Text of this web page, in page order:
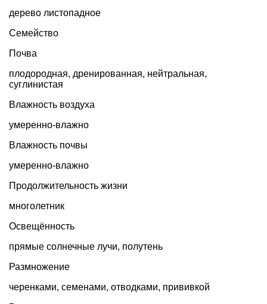
дерево листопадное
Семейство
Почва
плодородная, дренированная, нейтральная,
суглинистая
Влажность воздуха
умеренно-влажно
Влажность почвы
умеренно-влажно
Продолжительность жизни
многолетник
Освещённость
прямые солнечные лучи, полутень
Размножение
черенками, семенами, отводками, прививкой